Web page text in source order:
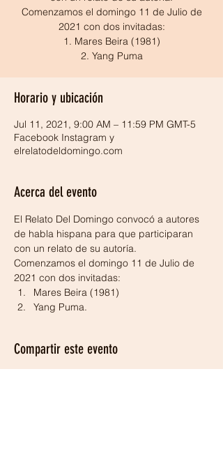
Comenzamos el domingo 11 de Julio de
2021 con dos invitadas:
1. Mares Beira (1981)
2. Yang Puma
Horario y ubicación
Jul 11, 2021, 9:00 AM – 11:59 PM GMT-5
Facebook Instagram y
elrelatodeldomingo.com
Acerca del evento
El Relato Del Domingo convocó a autores
de habla hispana para que participaran
con un relato de su autoría.
Comenzamos el domingo 11 de Julio de
2021 con dos invitadas:
Mares Beira (1981)
Yang Puma.
Compartir este evento